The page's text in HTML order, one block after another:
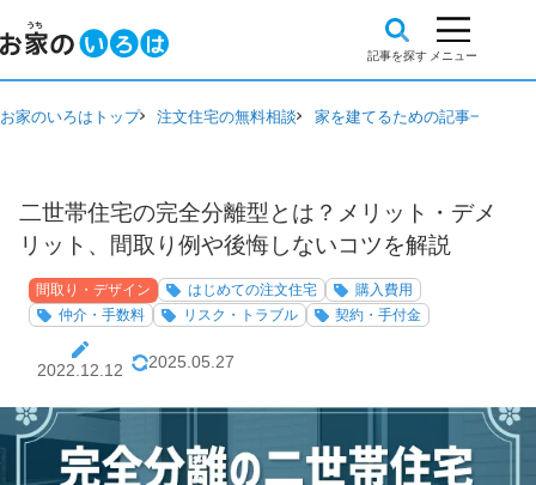
お家のいろはトップ 注文住宅の無料相談 家を建てるための記事一覧
二世帯住宅の完全分離型とは？メリット・デメ
リット、間取り例や後悔しないコツを解説
間取り・デザイン はじめての注文住宅
購入費用
仲介・手数料
リスク・トラブル 契約・手付金
2022.12.12 2025.05.27